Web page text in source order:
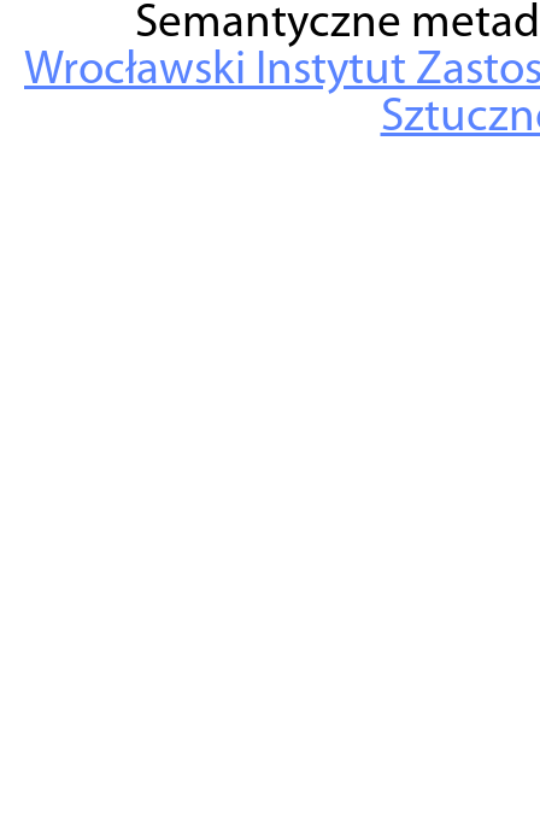
Semantyczne
Wrocławski Instytut